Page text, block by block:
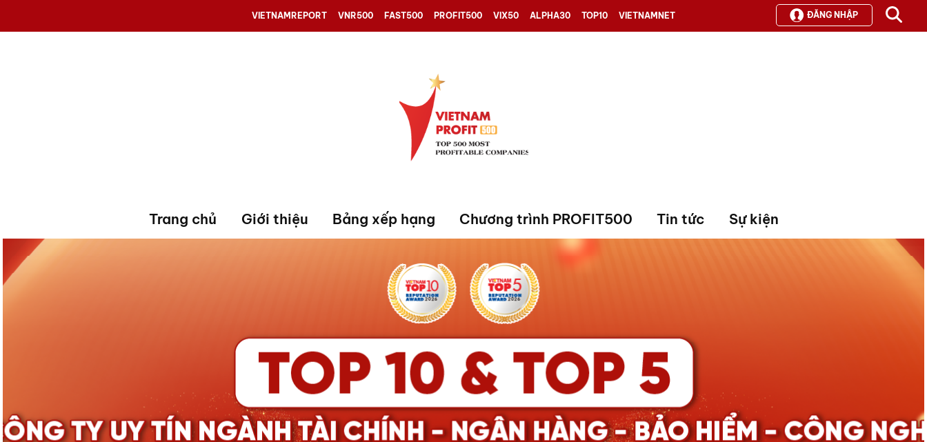
VIETNAMREPORT VNR500 FAST500 PROFIT500 VIX50 ALPHA30 TOP10 VIETNAMNET ĐĂNG NHẬP
Trang chủ Giới thiệu Bảng xếp hạng Chương trình PROFIT500 Tin tức Sự kiện